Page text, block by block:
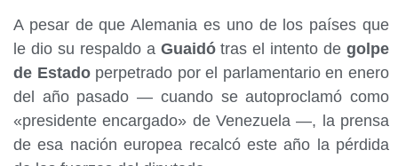
A pesar de que Alemania es uno de los países que
le dio su respaldo a Guaidótras el intento de golpe
de Estadoperpetrado por el parlamentario en enero
del año pasado — cuando se autoproclamó como
«presidente encargado» de Venezuela —, la prensa
de esa nación europea recalcó este año la pérdida